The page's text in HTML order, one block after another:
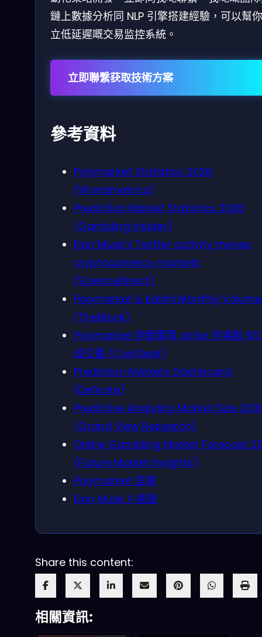
鏈上數據分析同 NLP 引擎搭建經驗，可以幫
立低延遲嘅交易监控系統。
立即聯繫获取技術方案
參考資料
Polymarket Statistics 2026
(Worldmetrics)
Prediction Market Statistics 2026
(Gambling Insider)
Elon Musk’s Twitter activity moves
cryptocurrency markets
(ScienceDirect)
Polymarket & Kalshi Monthly Volume
(TheBlock)
Polymarket 伊朗軍事 strike 市場創
成交量 (CoinDesk)
Prediction Markets Dashboard
(Defirate)
Predictive Analytics Market Size
(Grand View Research)
Online Gambling Market Forecast
(Future Market Insights)
Polymarket 官網
Elon Musk X 帳號
Share this content:
相關資訊: